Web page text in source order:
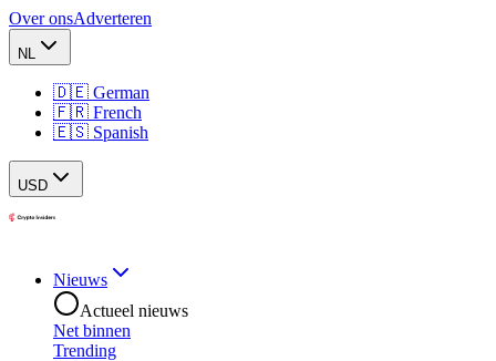
Over onsAdverteren
NL
🇩🇪 German
🇫🇷 French
🇪🇸 Spanish
USD
Nieuws
Actueel nieuws
Net binnen
Trending